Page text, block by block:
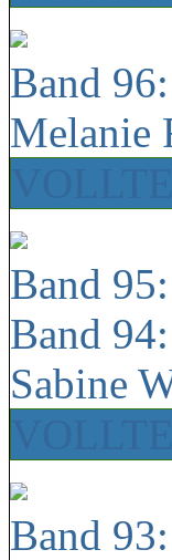
Band 96:
Melanie
Band
Band 94:
Sabine
Band 93: